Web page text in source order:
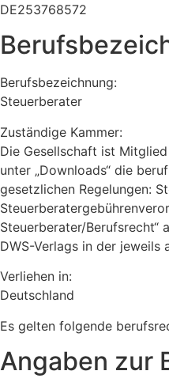
DE253768572
Berufsbezeichnung:
Steuerberater
Zuständige Kammer:
Die Gesellschaft ist
unter „Downloads“ die
gesetzlichen Regelungen:
Steuerberater/Berufsrecht“
DWS-Verlags in der jeweils
Verliehen in:
Deutschland
Es gelten folgende
Angaben zur